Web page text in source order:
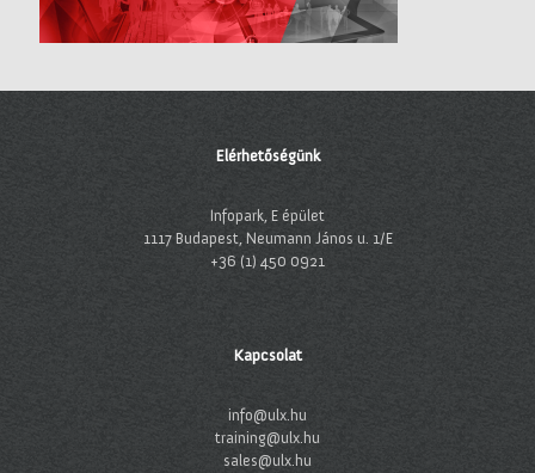
Elérhetőségünk
Infopark, E épület
1117 Budapest, Neumann János u. 1/E
+36 (1) 450 0921
Kapcsolat
info@ulx.hu
training@ulx.hu
sales@ulx.hu